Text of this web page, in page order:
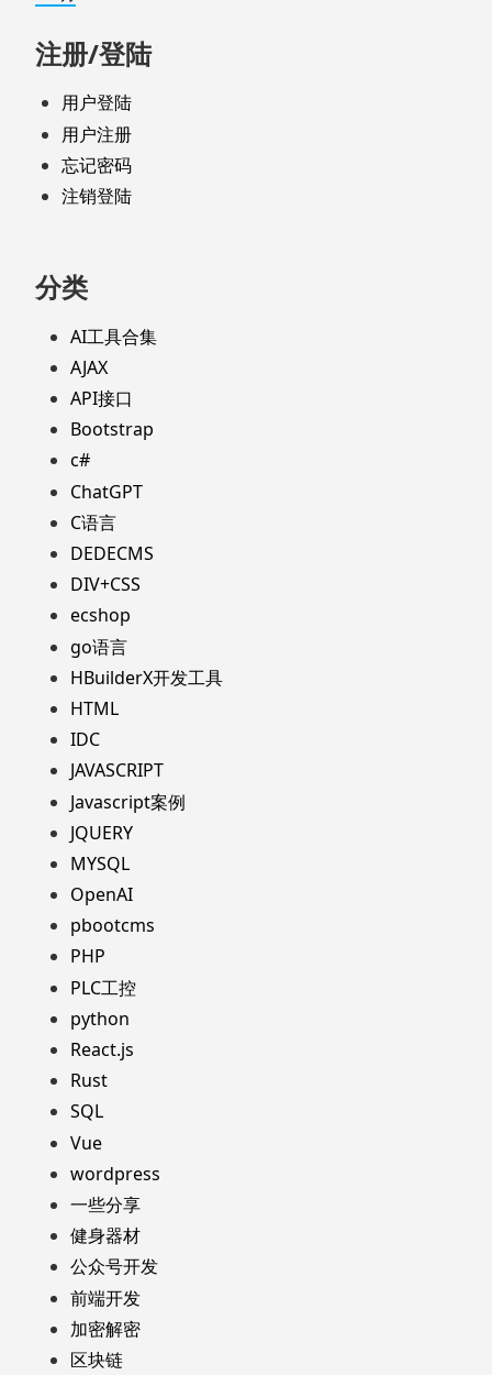
注册/登陆
用户登陆
用户注册
忘记密码
注销登陆
分类
AI工具合集
AJAX
API接口
Bootstrap
c#
ChatGPT
C语言
DEDECMS
DIV+CSS
ecshop
go语言
HBuilderX开发工具
HTML
IDC
JAVASCRIPT
Javascript案例
JQUERY
MYSQL
OpenAI
pbootcms
PHP
PLC工控
python
React.js
Rust
SQL
Vue
wordpress
一些分享
健身器材
公众号开发
前端开发
加密解密
区块链